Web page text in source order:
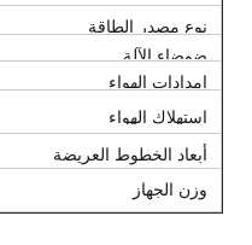
نوع مصدر الطاقة
ضوضاء الآلة
إمدادات الهواء
استهلاك الهواء
أبعاد الخطوط العريضة
وزن الجهاز